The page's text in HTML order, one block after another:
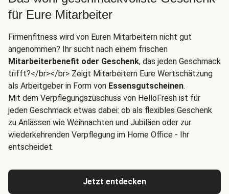
für Eure Mitarbeiter
Firmenfitness wird von Euren Mitarbeitern nicht gut
angenommen? Ihr sucht nach einem frischen
Mitarbeiterbenefit oder Geschenk, das jeden Geschmack
trifft?</br></br> Zeigt Mitarbeitern Eure Wertschätzung
als Arbeitgeber in Form von Essensgutscheinen.
Mit dem Verpflegungszuschuss von HelloFresh ist für
jeden Geschmack etwas dabei: ob als flexibles Geschenk
zu Anlässen wie Weihnachten und Jubiläen oder zur
wiederkehrenden Verpflegung im Home Office - Ihr
entscheidet.
Jetzt entdecken